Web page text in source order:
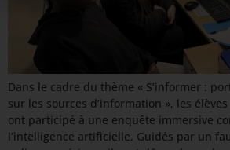
Dans le cadre du thème « S’informer :
sur les sources d’information », les
ont participé à une enquête immersive
l’intelligence artificielle. Guidés par un